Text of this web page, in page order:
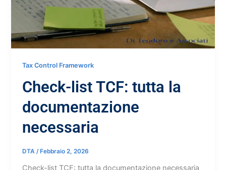
Tax Control Framework
Check-list TCF: tutta la
documentazione
necessaria
DTA /Febbraio 2, 2026
Check-list TCF: tutta la documentazione necessaria